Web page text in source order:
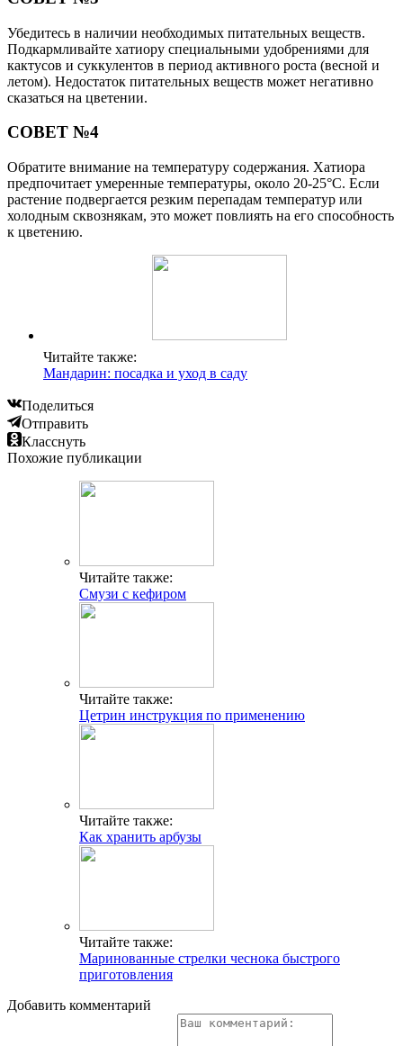
Убедитесь в наличии необходимых питательных веществ.
Подкармливайте хатиору специальными удобрениями для
кактусов и суккулентов в период активного роста (весной и
летом). Недостаток питательных веществ может негативно
сказаться на цветении.
СОВЕТ №4
Обратите внимание на температуру содержания. Хатиора
предпочитает умеренные температуры, около 20-25°C. Если
растение подвергается резким перепадам температур или
холодным сквознякам, это может повлиять на его способность
к цветению.
Читайте также:
Мандарин: посадка и уход в саду
Поделиться
Отправить
Класснуть
Похожие публикации
Читайте также:
Смузи с кефиром
Читайте также:
Цетрин инструкция по применению
Читайте также:
Как хранить арбузы
Читайте также:
Маринованные стрелки чеснока быстрого
приготовления
Добавить комментарий